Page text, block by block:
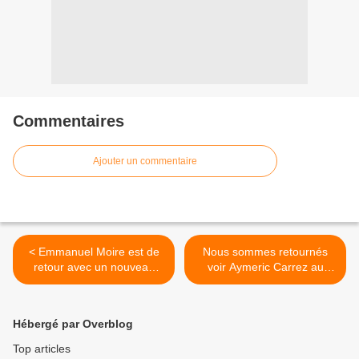
Commentaires
Ajouter un commentaire
< Emmanuel Moire est de
retour avec un nouveau
single !
Nous sommes retournés
voir Aymeric Carrez au
Théâtre De Ménilmontant !
Hébergé par Overblog
Top articles